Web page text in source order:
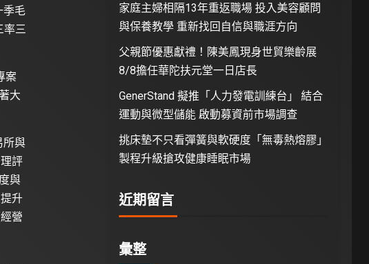
季毛
率三
案
大
所與
評
與
升
營
家庭主婦相隔13年重返職場 投入美容顧問
與保養教學 重新找回自信與職涯方向
父親節優惠獻禮！陳美鳳現身世貿樂齡展
8/8擔任華陀扶元堂一日店長
GenerStand 擬推「人力發電訓練台」 結合
運動與微型儲能 啟動募資前市場調查
挑床墊不只看彈簧與軟硬度「無毒熱熔膠」
製程升級搶攻健康睡眠市場
近期留言
彙整